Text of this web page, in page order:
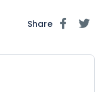
Share